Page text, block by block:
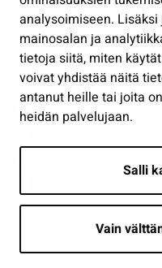
analysoimiseen.
mainosalan ja
tietoja siitä, miten
voivat yhdistää näitä
antanut heille tai joita
heidän palvelujaan.
Salli
Vain
Näytä omat
Seuraa meitä